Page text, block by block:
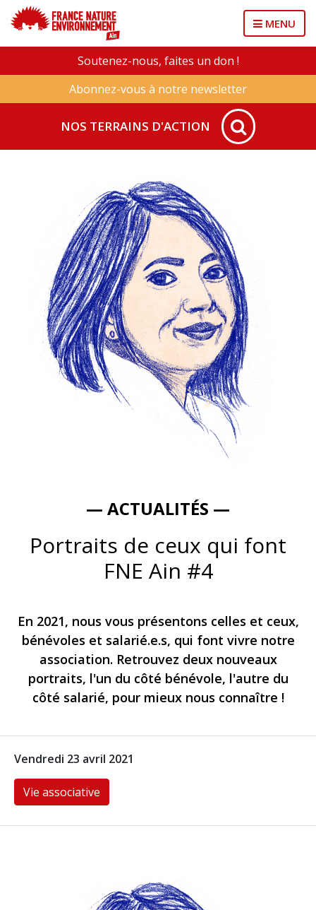
MENU
Soutenez-nous, faites un don !
Abonnez-vous à notre newsletter
NOS TERRAINS D'ACTION
— ACTUALITÉS —
Portraits de ceux qui font
FNE Ain #4
En 2021, nous vous présentons celles et ceux,
bénévoles et salarié.e.s, qui font vivre notre
association. Retrouvez deux nouveaux
portraits, l'un du côté bénévole, l'autre du
côté salarié, pour mieux nous connaître !
Vendredi 23 avril 2021
Vie associative